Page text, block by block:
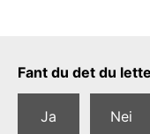
Tilbakemeldingsskjema
Fant du det du
Ja Nei